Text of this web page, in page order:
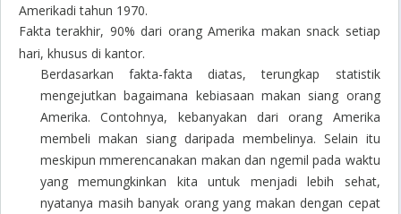
Amerikadi tahun 1970.
Fakta terakhir, 90% dari orang Amerika makan snack setiap
hari, khusus di kantor.
Berdasarkan fakta-fakta diatas, terungkap statistik
mengejutkan bagaimana kebiasaan makan siang orang
Amerika. Contohnya, kebanyakan dari orang Amerika
membeli makan siang daripada membelinya. Selain itu
meskipun mmerencanakan makan dan ngemil pada waktu
yang memungkinkan kita untuk menjadi lebih sehat,
nyatanya masih banyak orang yang makan dengan cepat